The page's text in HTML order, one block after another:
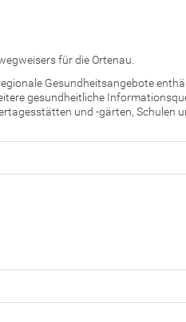
für die Ortenau.
Gesundheitsangebote
gesundheitliche
und -gärten, Schulen